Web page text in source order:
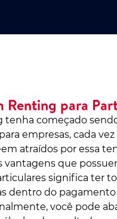
Renting para
tenha começado
empresas, cada vez
atraídos por essa
vantagens que
significa ter
dentro do pagamento
você pode